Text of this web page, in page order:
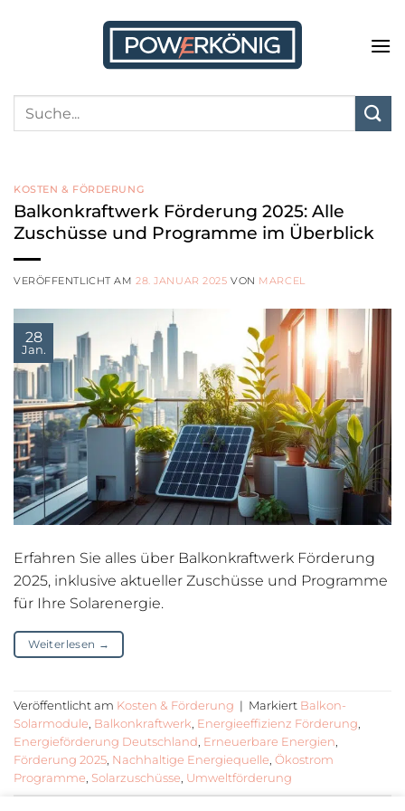
KOSTEN & FÖRDERUNG
Balkonkraftwerk Förderung 2025: Alle
Zuschüsse und Programme im Überblick
VERÖFFENTLICHT AM28. JANUAR 2025 VON MARCEL
28
Jan.
Erfahren Sie alles über Balkonkraftwerk Förderung
2025, inklusive aktueller Zuschüsse und Programme
für Ihre Solarenergie.
Weiterlesen →
Veröffentlicht am Kosten & Förderung | Markiert Balkon-
Solarmodule Balkonkraftwerk Energieeffizienz Förderung
Energieförderung Deutschland Erneuerbare Energien
Förderung 2025 Nachhaltige Energiequelle Ökostrom
Programme Solarzuschüsse Umweltförderung